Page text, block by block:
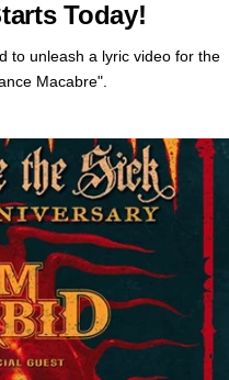
Today!
to unleash a lyric video for the
Macabre".